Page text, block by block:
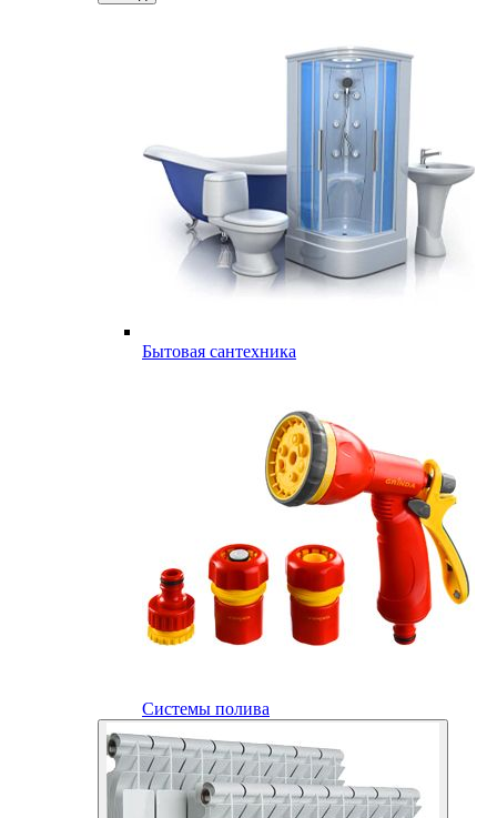
Бытовая сантехника
Системы полива